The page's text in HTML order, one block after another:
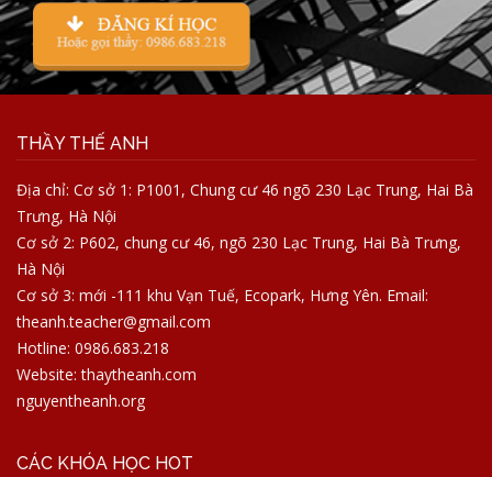
THẦY THẾ ANH
Địa chỉ: Cơ sở 1: P1001, Chung cư 46 ngõ 230 Lạc Trung, Hai Bà
Trưng, Hà Nội
Cơ sở 2: P602, chung cư 46, ngõ 230 Lạc Trung, Hai Bà Trưng,
Hà Nội
Cơ sở 3: mới -111 khu Vạn Tuế, Ecopark, Hưng Yên. Email:
theanh.teacher@gmail.com
Hotline: 0986.683.218
Website: thaytheanh.com
nguyentheanh.org
CÁC KHÓA HỌC HOT